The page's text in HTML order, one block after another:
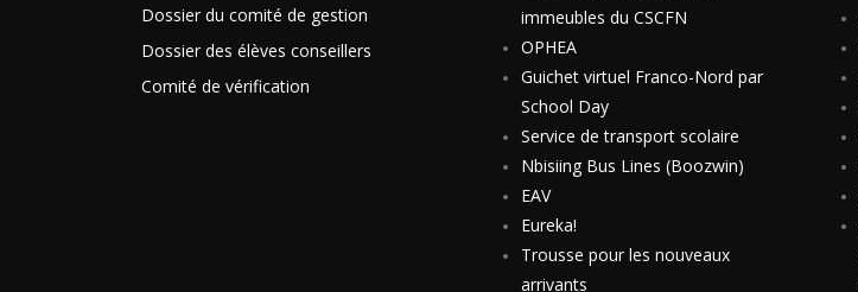
Dossier du comité de gestion
Dossier des élèves conseillers
Comité de vérification
immeubles du CSCFN
OPHEA
Guichet virtuel Franco-Nord par
School Day
Service de transport scolaire
Nbisiing Bus Lines (Boozwin)
EAV
Eureka!
Trousse pour les nouveaux
arrivants